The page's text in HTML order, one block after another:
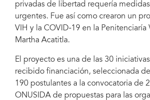
privadas de libertad requería
urgentes. Fue así como crearon un
VIH y la COVID‑19 en la Penitenciaría
Martha Acatitla.
El proyecto es una de las 30
recibido financiación, seleccionada
190 postulantes a la convocatoria de
ONUSIDA de propuestas para las